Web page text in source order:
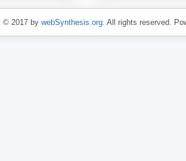
© 2017 by webSynthesis.org. All rights reserved.